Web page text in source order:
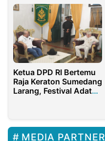
Ketua DPD RI Bertemu
Raja Keraton Sumedang
Larang, Festival Adat
MEDIA PARTNER